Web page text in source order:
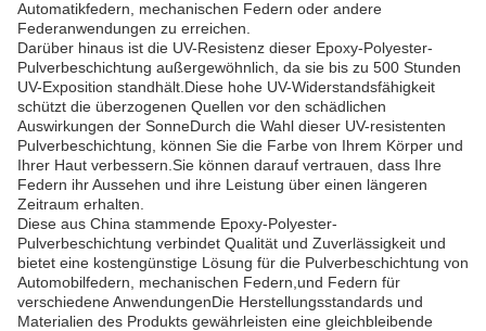
Automatikfedern, mechanischen Federn oder andere
Federanwendungen zu erreichen.
Darüber hinaus ist die UV-Resistenz dieser Epoxy-Polyester-
Pulverbeschichtung außergewöhnlich, da sie bis zu 500 Stunden
UV-Exposition standhält.Diese hohe UV-Widerstandsfähigkeit
schützt die überzogenen Quellen vor den schädlichen
Auswirkungen der SonneDurch die Wahl dieser UV-resistenten
Pulverbeschichtung, können Sie die Farbe von Ihrem Körper und
Ihrer Haut verbessern.Sie können darauf vertrauen, dass Ihre
Federn ihr Aussehen und ihre Leistung über einen längeren
Zeitraum erhalten.
Diese aus China stammende Epoxy-Polyester-
Pulverbeschichtung verbindet Qualität und Zuverlässigkeit und
bietet eine kostengünstige Lösung für die Pulverbeschichtung von
Automobilfedern, mechanischen Federn,und Federn für
verschiedene AnwendungenDie Herstellungsstandards und
Materialien des Produkts gewährleisten eine gleichbleibende